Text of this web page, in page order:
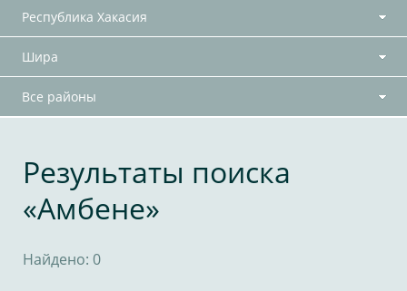
Республика Хакасия
Шира
Все районы
Результаты поиска
«Амбене»
Найдено: 0